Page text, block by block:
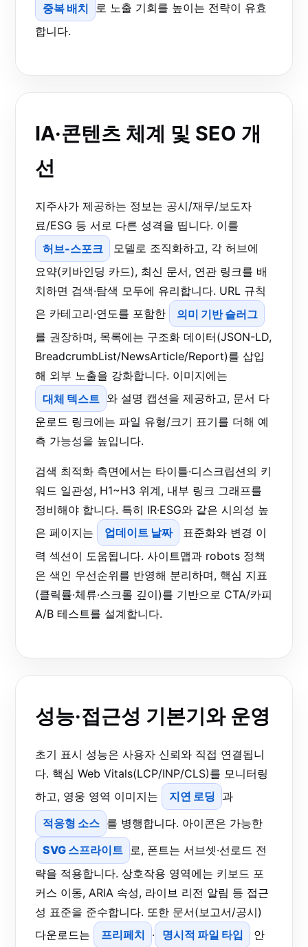
중복 배치 로 노출 기회를 높이는 전략이 유효
합니다.
IA·콘텐츠 체계 및 SEO 개
선
지주사가 제공하는 정보는 공시/재무/보도자
료/ESG 등 서로 다른 성격을 띱니다. 이를
허브-스포크
모델로 조직화하고, 각 허브에
요약(키바인딩 카드), 최신 문서, 연관 링크를 배
치하면 검색·탐색 모두에 유리합니다. URL 규칙
은 카테고리·연도를 포함한
의미 기반 슬러그
를 권장하며, 목록에는 구조화 데이터(JSON-LD,
BreadcrumbList/NewsArticle/Report)를 삽입
해 외부 노출을 강화합니다. 이미지에는
대체 텍스트 와 설명 캡션을 제공하고, 문서 다
운로드 링크에는 파일 유형/크기 표기를 더해 예
측 가능성을 높입니다.
검색 최적화 측면에서는 타이틀·디스크립션의 키
워드 일관성, H1~H3 위계, 내부 링크 그래프를
정비해야 합니다. 특히 IR·ESG와 같은 시의성 높
은 페이지는
업데이트 날짜
표준화와 변경 이
력 섹션이 도움됩니다. 사이트맵과 robots 정책
은 색인 우선순위를 반영해 분리하며, 핵심 지표
(클릭률·체류·스크롤 깊이)를 기반으로 CTA/카피
A/B 테스트를 설계합니다.
성능·접근성 기본기와 운영
초기 표시 성능은 사용자 신뢰와 직접 연결됩니
다. 핵심 Web Vitals(LCP/INP/CLS)를 모니터링
하고, 영웅 영역 이미지는
지연 로딩 과
적응형 소스 를 병행합니다. 아이콘은 가능한
SVG 스프라이트 로, 폰트는 서브셋·선로드 전
략을 적용합니다. 상호작용 영역에는 키보드 포
커스 이동, ARIA 속성, 라이브 리전 알림 등 접근
성 표준을 준수합니다. 또한 문서(보고서/공시)
다운로드는
프리페치 · 명시적 파일 타입 안